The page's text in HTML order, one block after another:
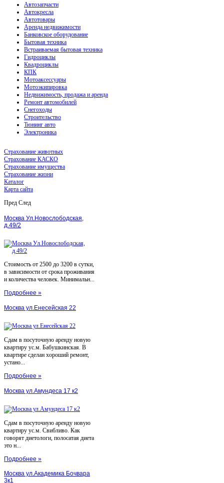
Автозапчасти
Автокресла
Автотовары
Аренда недвижимости
Банковское оборудование
Бытовая техника
Встраиваемая бытовая техника
Гидроциклы
Квадроциклы
КПК
Мотоаксессуары
Мотоэкипировка
Недвижимость, продажа и аренда
Ремонт автомобилей
Снегоходы
Строительство
Тюнинг авто
Электроника
Страхование животных
Страхование КАСКО
Страхование имущества
Страхование жизни
Каталог
Карта сайта
Пред След
Москва Ул.Новослободская,
д.49/2
Стоимость от 2500 до 3200 в сутки,
в зависимости от срока проживания
и количества человек. Минимальн...
Подробнее »
Москва ул.Енесейская 22
Сдам в посуточную аренду новую
квартиру ус.м. Бабушкинская. В
квартире сделан хороший ремонт,
устано...
Подробнее »
Москва ул.Амундеса 17 к2
Сдам в посуточную аренду новую
квартиру ус.м. Свибливо. Как
говорят диетологи, полосатая диета
это н...
Подробнее »
Москва ул.Академика Бочвара
3к1